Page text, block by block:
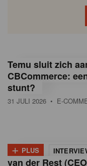
o
n
d
a
Temu sluit zich
CBCommerce:
stunt?
31 JULI 2026 • E-
+ PLUS
van der Rest